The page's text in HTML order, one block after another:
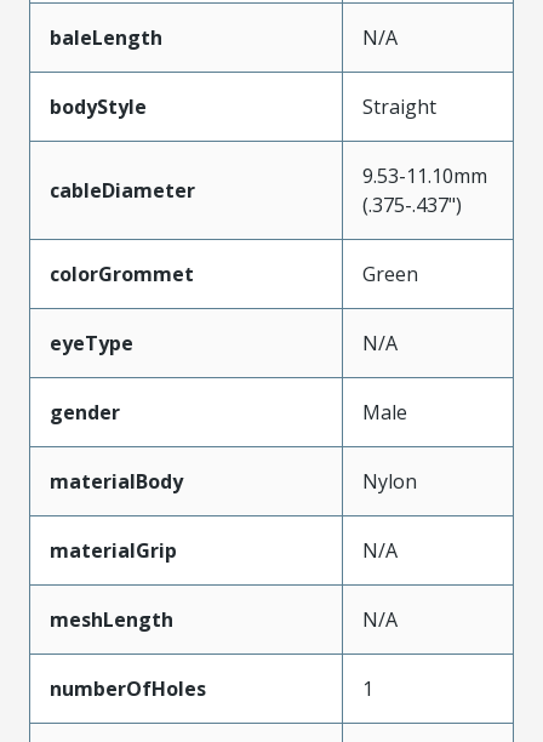
baleLength N/A
bodyStyle Straight
cableDiameter
9.53-11.10mm
(.375-.437")
colorGrommet Green
eyeType N/A
gender Male
materialBody Nylon
materialGrip N/A
meshLength N/A
numberOfHoles 1